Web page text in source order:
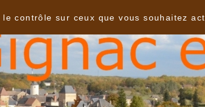
contrôle sur ceux que vous souhaitez